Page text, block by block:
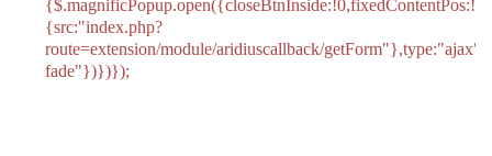
{src:"index.php?
route=extension/module/aridiuscallback/
fade"})})});
Ваше
имя: